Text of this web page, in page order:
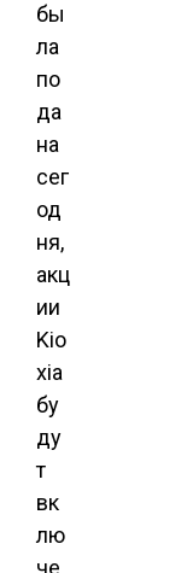
бы
ла
по
да
на
сег
од
ня,
акц
ии
Kio
xia
бу
ду
т
вк
лю
че